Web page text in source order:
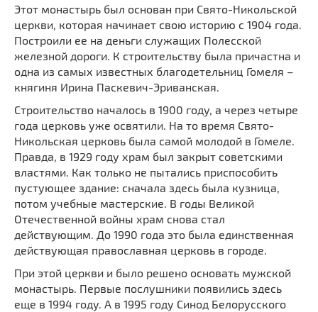
Кладбище
Культурные центры
Театры
Галереи
Этот монастырь был основан при Свято-Никольской
церкви, которая начинает свою историю с 1904 года.
Построили ее на деньги служащих Полесской
железной дороги. К строительству была причастна и
одна из самых известных благодетельниц Гомеля –
княгиня Ирина Паскевич-Эриванская.
Строительство началось в 1900 году, а через четыре
года церковь уже освятили. На то время Свято-
Никольская церковь была самой молодой в Гомеле.
Правда, в 1929 году храм был закрыт советскими
властями. Как только не пытались приспособить
пустующее здание: сначала здесь была кузница,
потом учебные мастерские. В годы Великой
Отечественной войны храм снова стал
действующим. До 1990 года это была единственная
действующая православная церковь в городе.
При этой церкви и было решено основать мужской
монастырь. Первые послушники появились здесь
еще в 1994 году. А в 1995 году Синод Белорусского